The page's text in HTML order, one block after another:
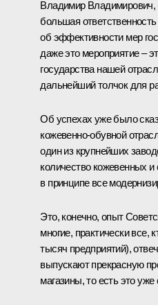
Владимир Владимирович,
большая
об эффективности мер
даже это мероприятие –
государства нашей
дальнейший толчок для
Об успехах уже было
кожевенно-обувной
один из крупнейших
количество кожевенных
в принципе все
Это, конечно, опыт
многие, практически все,
тысяч предприятий),
выпускают прекрасную
магазины, то есть это